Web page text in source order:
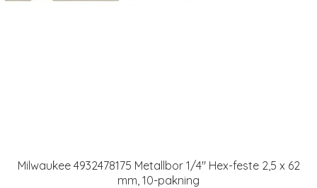
Milwaukee 4932478175 Metallbor 1/4" Hex-feste 2,5 x 62
mm, 10-pakning